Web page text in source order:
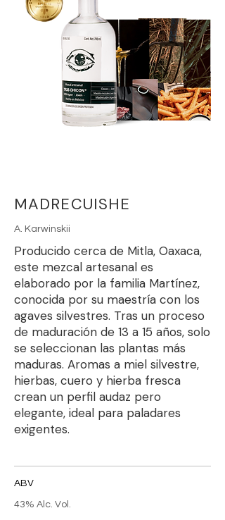
MADRECUISHE
A. Karwinskii
Producido cerca de Mitla, Oaxaca,
este mezcal artesanal es
elaborado por la familia Martínez,
conocida por su maestría con los
agaves silvestres. Tras un proceso
de maduración de 13 a 15 años, solo
se seleccionan las plantas más
maduras. Aromas a miel silvestre,
hierbas, cuero y hierba fresca
crean un perfil audaz pero
elegante, ideal para paladares
exigentes.
ABV
43% Alc. Vol.